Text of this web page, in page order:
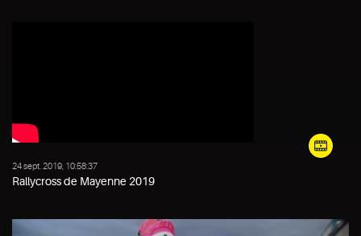
24 sept. 2019, 10:58:37
Rallycross de Mayenne 2019